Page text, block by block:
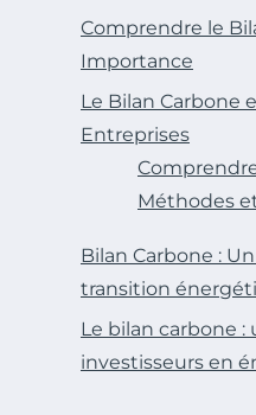
Comprendre le
Importance
Le Bilan Carbone
Entreprises
Méthodes
Bilan Carbone :
transition
Le bilan carbone
investisseurs en